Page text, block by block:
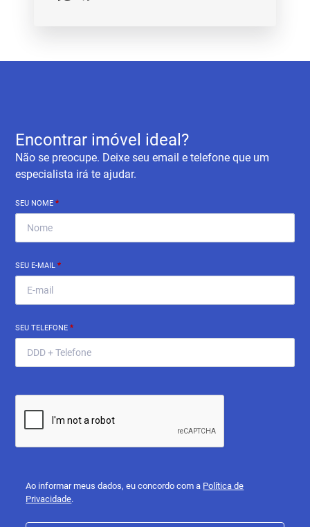
Encontrar imóvel ideal?
Não se preocupe. Deixe seu email e telefone que um
especialista irá te ajudar.
SEU NOME*
SEU E-MAIL*
SEU TELEFONE*
Ao informar meus dados, eu concordo com a Política de
Privacidade.